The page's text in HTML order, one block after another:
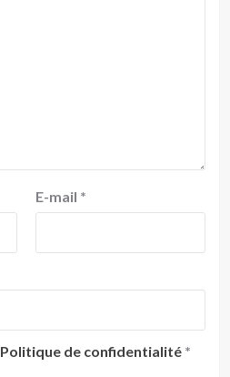
E-mail *
Politique de confidentialité *